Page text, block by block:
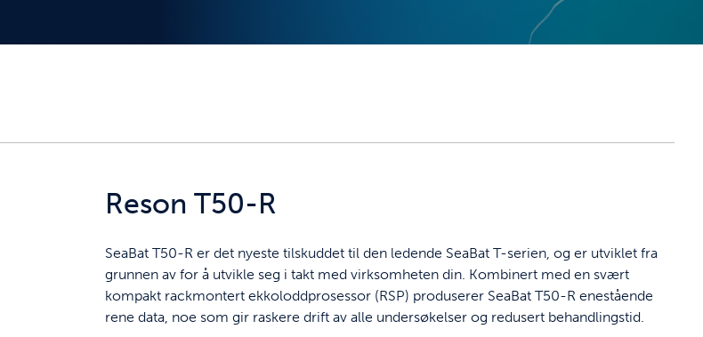
Reson T50-R
SeaBat T50-R er det nyeste tilskuddet til den ledende SeaBat T-serien, og er utviklet fra
grunnen av for å utvikle seg i takt med virksomheten din. Kombinert med en svært
kompakt rackmontert ekkoloddprosessor (RSP) produserer SeaBat T50-R enestående
rene data, noe som gir raskere drift av alle undersøkelser og redusert behandlingstid.